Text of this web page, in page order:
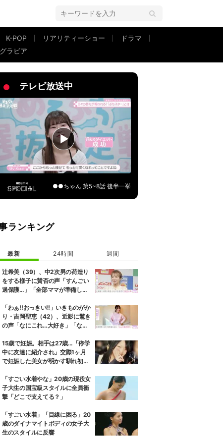
K-POP リアリティーショー
ドラマ
グラビア
テレビ放送中
●●ちゃん 第5~8話 後半一挙
ランキング
最新 24時間 週間
辻希美（39）、中2次男の荷造り
をする様子に賛否の声「すんごい
過保護…」「全部ママが準備して
「わぁ!!おっきい!!」いきものがか
り・吉岡聖恵（42）、近影に驚き
の声「なにこれ…大好き」「なん
15歳で妊娠。相手は27歳…「停学
中に友達に紹介され」交際1ヶ月
で妊娠した美女が明かす馴れ初め
絶句
「すごい水着やな」20歳の現役女
子大生の国宝級スタイルに全員衝
撃「どこで支えてる？」
「すごい水着」「目線に困る」20
歳のダイナマイトボディの女子大
生のスタイルに反響